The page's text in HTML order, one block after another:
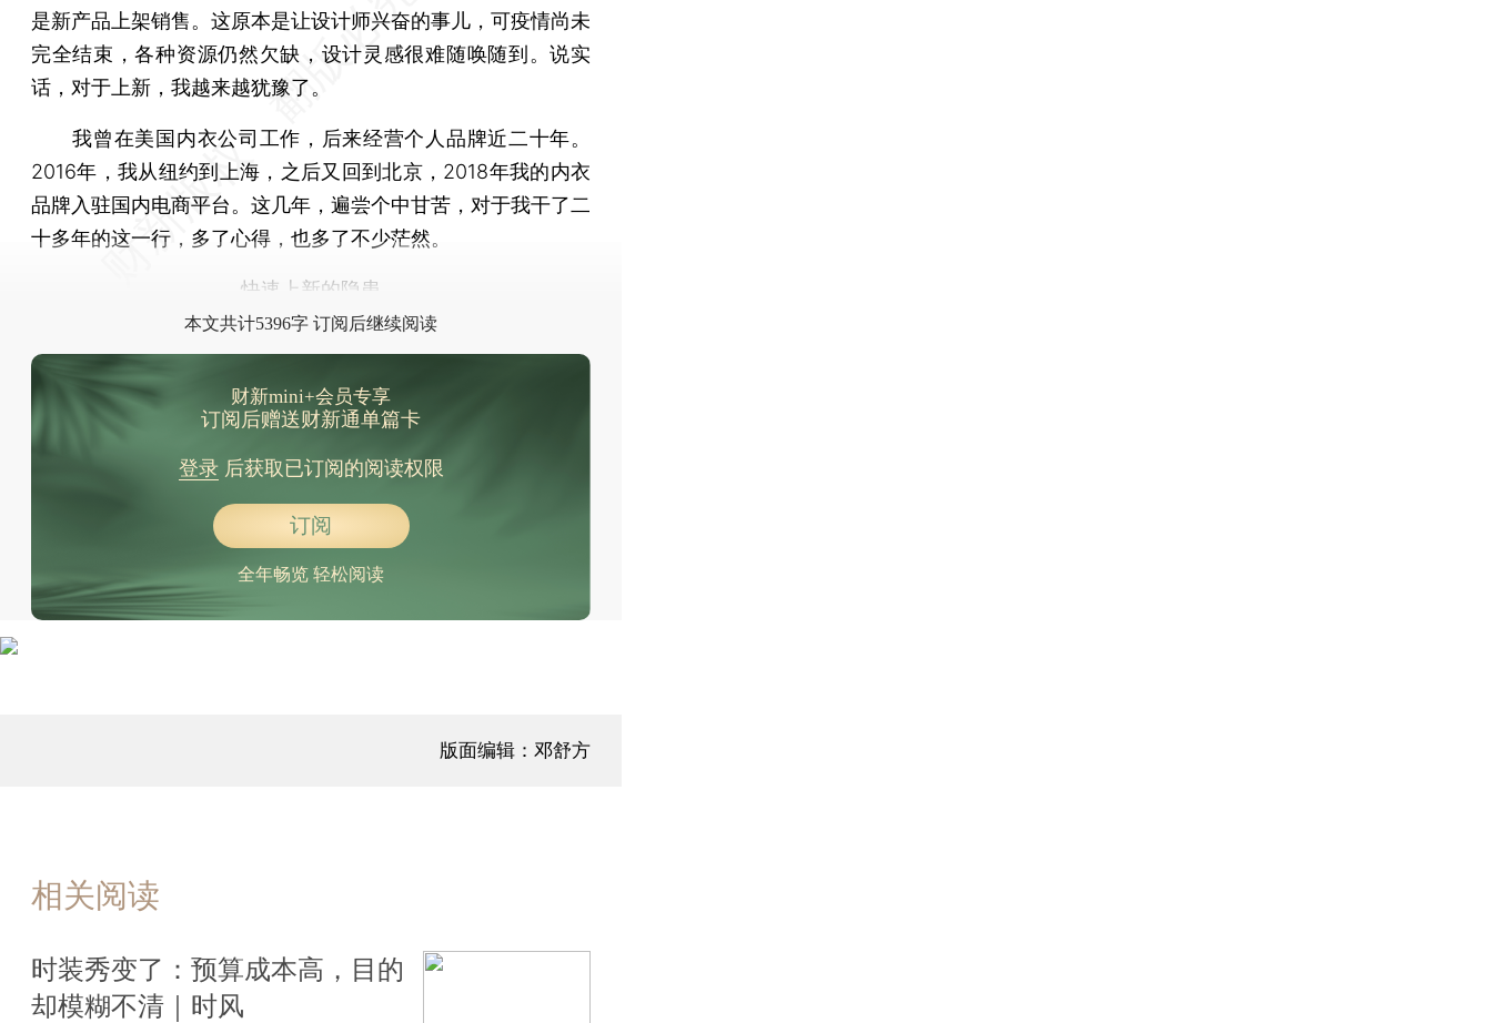
是新产品上架销售。这原本是让设计师兴奋的事儿，可疫情尚未
完全结束，各种资源仍然欠缺，设计灵感很难随唤随到。说实
话，对于上新，我越来越犹豫了。
我曾在美国内衣公司工作，后来经营个人品牌近二十年。
2016年，我从纽约到上海，之后又回到北京，2018年我的内衣
品牌入驻国内电商平台。这几年，遍尝个中甘苦，对于我干了二
十多年的这一行，多了心得，也多了不少茫然。
快速上新的隐患
本文共计5396字 订阅后继续阅读
财新mini+会员专享
订阅后赠送财新通单篇卡
登录后获取已订阅的阅读权限
订阅
全年畅览 轻松阅读
版面编辑：邓舒方
相关阅读
时装秀变了：预算成本高，目的
却模糊不清｜时风